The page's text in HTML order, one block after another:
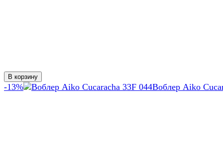
В корзину
-13% Воблер Aiko